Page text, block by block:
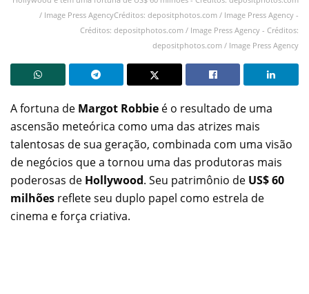
/ Image Press AgencyCréditos: depositphotos.com / Image Press Agency -
Créditos: depositphotos.com / Image Press Agency - Créditos:
depositphotos.com / Image Press Agency
A fortuna de Margot Robbie é o resultado de uma
ascensão meteórica como uma das atrizes mais
talentosas de sua geração, combinada com uma visão
de negócios que a tornou uma das produtoras mais
poderosas de Hollywood. Seu patrimônio de US$ 60
milhões reflete seu duplo papel como estrela de
cinema e força criativa.